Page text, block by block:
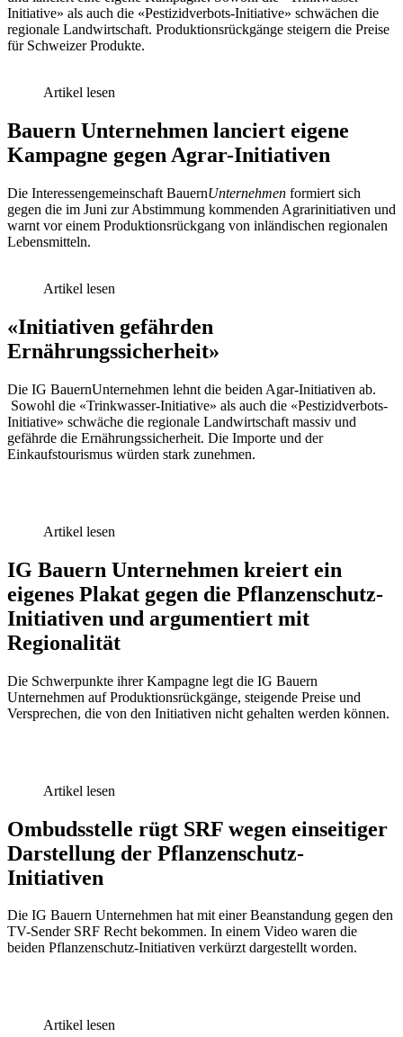
Initiative» als auch die «Pestizidverbots-Initiative» schwächen die
regionale Landwirtschaft. Produktionsrückgänge steigern die Preise
für Schweizer Produkte.
Artikel lesen
Bauern Unternehmen lanciert eigene
Kampagne gegen Agrar-Initiativen
Die Interessengemeinschaft BauernUnternehmen formiert sich
gegen die im Juni zur Abstimmung kommenden Agrarinitiativen und
warnt vor einem Produktionsrückgang von inländischen regionalen
Lebensmitteln.
Artikel lesen
«Initiativen gefährden
Ernährungssicherheit»
Die IG BauernUnternehmen lehnt die beiden Agar-Initiativen ab.
Sowohl die «Trinkwasser-Initiative» als auch die «Pestizidverbots-
Initiative» schwäche die regionale Landwirtschaft massiv und
gefährde die Ernährungssicherheit. Die Importe und der
Einkaufstourismus würden stark zunehmen.
Artikel lesen
IG Bauern Unternehmen kreiert ein
eigenes Plakat gegen die Pflanzenschutz-
Initiativen und argumentiert mit
Regionalität
Die Schwerpunkte ihrer Kampagne legt die IG Bauern
Unternehmen auf Produktionsrückgänge, steigende Preise und
Versprechen, die von den Initiativen nicht gehalten werden können.
Artikel lesen
Ombudsstelle rügt SRF wegen einseitiger
Darstellung der Pflanzenschutz-
Initiativen
Die IG Bauern Unternehmen hat mit einer Beanstandung gegen den
TV-Sender SRF Recht bekommen. In einem Video waren die
beiden Pflanzenschutz-Initiativen verkürzt dargestellt worden.
Artikel lesen